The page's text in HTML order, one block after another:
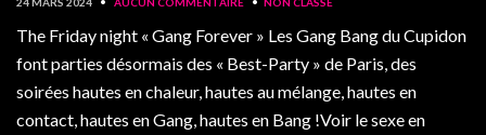
The Friday night « Gang Forever » Les Gang Bang du Cupidon
font parties désormais des « Best-Party » de Paris, des
soirées hautes en chaleur, hautes au mélange, hautes en
contact, hautes en Gang, hautes en Bang !Voir le sexe en